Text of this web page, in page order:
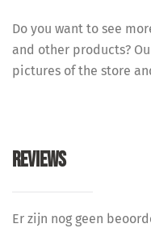
Do you want to see
and other products?
pictures of the store
REVIEWS
Er zijn nog geen